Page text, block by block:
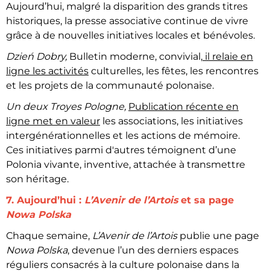
Aujourd’hui, malgré la disparition des grands titres
historiques, la presse associative continue de vivre
grâce à de nouvelles initiatives locales et bénévoles.
Dzień Dobry, Bulletin moderne, convivial, il relaie en
ligne les activités culturelles, les fêtes, les rencontres
et les projets de la communauté polonaise.
Un deux Troyes Pologne, Publication récente en
ligne met en valeur les associations, les initiatives
intergénérationnelles et les actions de mémoire.
Ces initiatives parmi d'autres témoignent d’une
Polonia vivante, inventive, attachée à transmettre
son héritage.
7. Aujourd’hui : L’Avenir de l’Artoiset sa page
Nowa Polska
Chaque semaine, L’Avenir de l’Artoispublie une page
Nowa Polska, devenue l’un des derniers espaces
réguliers consacrés à la culture polonaise dans la